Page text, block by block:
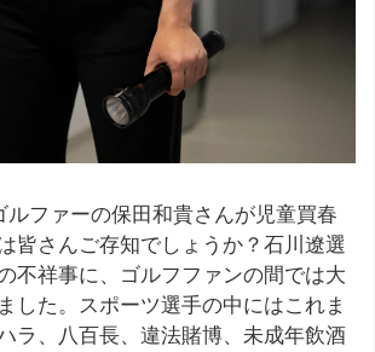
ルファーの保田和貴さんが児童買春
皆さんご存知でしょうか？石川遼選
不祥事に、ゴルフファンの間では大
した。スポーツ選手の中にはこれま
ラ、八百長、違法賭博、未成年飲酒